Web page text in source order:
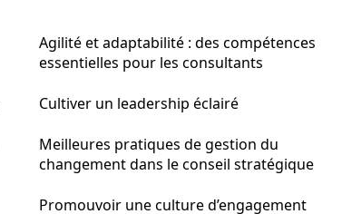
Agilité et adaptabilité : des compétences
essentielles pour les consultants
Cultiver un leadership éclairé
Meilleures pratiques de gestion du
changement dans le conseil stratégique
Promouvoir une culture d’engagement